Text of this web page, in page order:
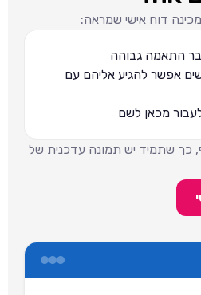
דוח אישי שמראה:
התאמה גבוהה
אפשר להגיע אליהם עם
מכאן לשם
כך שתמיד יש תמונה עדכנית של